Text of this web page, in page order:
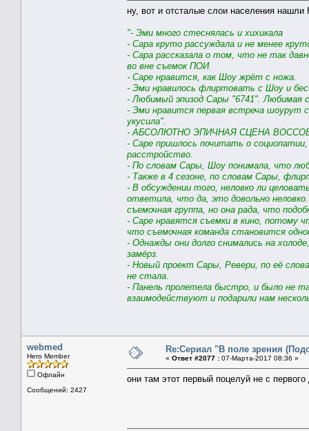
ну, вот и отсталые слои населения
"- Эми много стеснялась и хихикала
- Сара круто рассуждала и не менее
- Сара рассказала о том, что не так
во вне съемок ПОИ.
- Саре нравится, как Шоу жрёт с ножа.
- Эми нравилось флиртовать с Шоу и
- Любимый эпизод Сары "6741". Любимая
- Эми нравится первая встреча шоурут
укусила".
- АБСОЛЮТНО ЭПИЧНАЯ СЦЕНА
- Саре пришлось почитать о
расстройство.
- По словам Сары, Шоу понимала, что
- Также в 4 сезоне, по словам Сары,
- В обсуждении того, неловко ли
ответила, что да, это довольно
съемочная группа, но она рада, что
- Саре нравятся съемки в кино, потому
что съемочная команда становится
- Однажды они долго снимались на
замёрз.
- Новый проект Сары, Ревери, по её
не стала.
- Панель пролетела быстро, и было не
взаимодействуют и подарили нам
webmed
Hero Member
Офлайн
Сообщений: 2427
Re:Сериал "В поле зрения
« Ответ #2077 : 07-Марта-2017 08:36 »
они там этот первый поцелуй не с